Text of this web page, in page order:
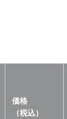
価格
（税込）